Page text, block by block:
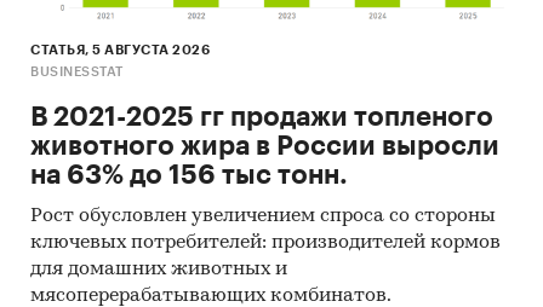
Доступна статистическая информация
додекабря 2024 года.
Прогноз развития рынка зубных паст
паст (производства, импорта, экспорта и
объема рынка) на
2025-2029 гг. на основе
ретроспективных данных с поправкой на
СТАТЬЯ, 5 АВГУСТА 2026
BUSINESSTAT
В 2021-2025 гг продажи топленого
животного жира в России выросли
на 63% до 156 тыс тонн.
Рост обусловлен увеличением спроса со стороны
ключевых потребителей: производителей кормов
для домашних животных и
мясоперерабатывающих комбинатов.